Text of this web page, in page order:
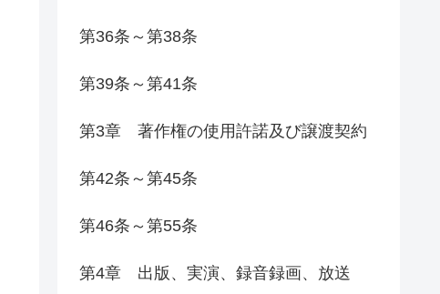
第36条～第38条
第39条～第41条
第3章 著作権の使用許諾及び譲渡契約
第42条～第45条
第46条～第55条
第4章 出版、実演、録音録画、放送